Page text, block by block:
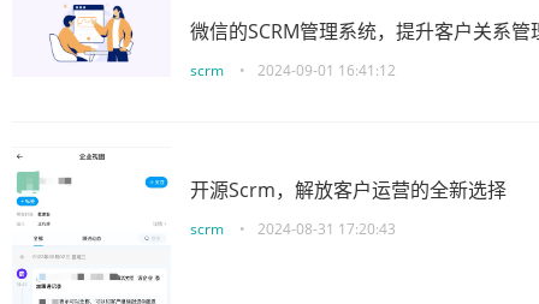
微信的SCRM管理系统，提升客户关系管
scrm • 2024-09-01 16:41:12
开源Scrm，解放客户运营的全新选择
scrm • 2024-08-31 17:20:43